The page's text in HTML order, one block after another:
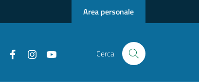
Area personale
Facebookinstagram Cerca